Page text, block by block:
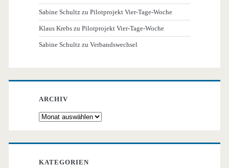
Sabine Schultz zuPilotprojekt Vier-Tage-Woche
Klaus Krebs zuPilotprojekt Vier-Tage-Woche
Sabine Schultz zuVerbandswechsel
ARCHIV
Archiv
KATEGORIEN